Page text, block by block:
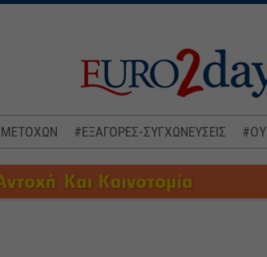
ΜΕΤΟΧΩΝ #ΕΞΑΓΟΡΕΣ-ΣΥΓΧΩΝΕΥΣΕΙΣ